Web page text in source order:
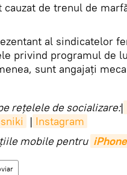
de trenul de
al sindicatelor
privind programul de
sunt angajați
rețelele de socializare:|
| Instagram
mobile pentru iPhone